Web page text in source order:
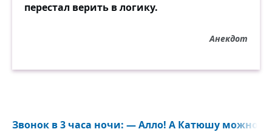
перестал верить в логику.
Анекдот
Звонок в 3 часа ночи: — Алло! А Катюшу можно?!